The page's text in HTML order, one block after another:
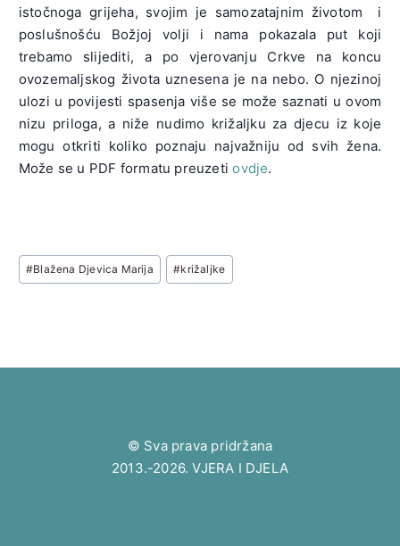
istočnoga grijeha, svojim je samozatajnim životom i
poslušnošću Božjoj volji i nama pokazala put koji
trebamo slijediti, a po vjerovanju Crkve na koncu
ovozemaljskog života uznesena je na nebo. O njezinoj
ulozi u povijesti spasenja više se može saznati u ovom
nizu priloga, a niže nudimo križaljku za djecu iz koje
mogu otkriti koliko poznaju najvažniju od svih žena.
Može se u PDF formatu preuzetiovdje.
Post
Tags:
#Blažena Djevica Marija #križaljke
© Sva prava pridržana
2013.-2026. VJERA I DJELA